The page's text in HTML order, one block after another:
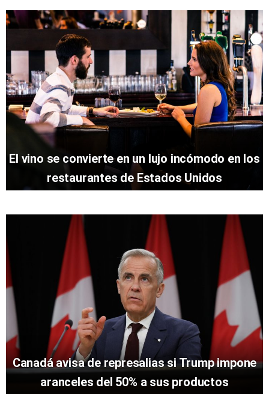
El vino se convierte en un lujo incómodo en los
restaurantes de Estados Unidos
Canadá avisa de represalias si Trump impone
aranceles del 50% a sus productos